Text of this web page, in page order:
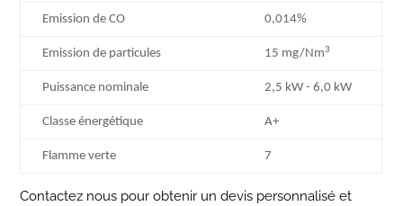
Emission de CO 0,014%
Emission de particules 15 mg/Nm3
Puissance nominale 2,5 kW - 6,0 kW
Classe énergétique A+
Flamme verte 7
Contactez nous pour obtenir un devis personnalisé et